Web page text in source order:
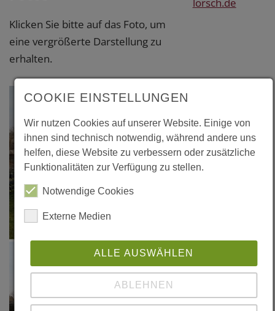
Klicken Sie bitte auf das Foto, um
eine vergrößerte Darstellung zu
erhalten.
COOKIE EINSTELLUNGEN
Wir nutzen Cookies auf unserer Website. Einige von
ihnen sind technisch notwendig, während andere uns
helfen, diese Website zu verbessern oder zusätzliche
Funktionalitäten zur Verfügung zu stellen.
Notwendige Cookies
Externe Medien
ALLE AUSWÄHLEN
ABLEHNEN